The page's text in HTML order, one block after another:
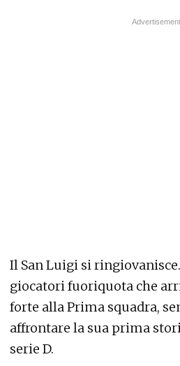
Il San Luigi si
giocatori fuoriquota che
forte alla Prima squadra,
affrontare la sua prima
serie D.